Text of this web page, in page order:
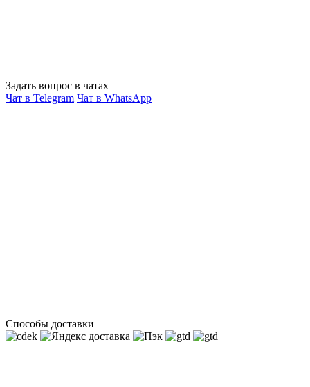
Задать вопрос в чатах
Чат в Telegram Чат в WhatsApp
Способы доставки